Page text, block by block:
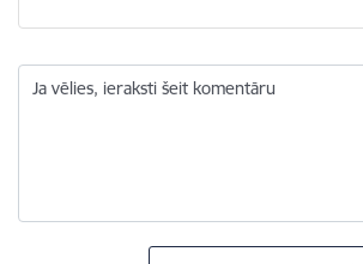
Ja vēlies, ieraksti šeit komentāru